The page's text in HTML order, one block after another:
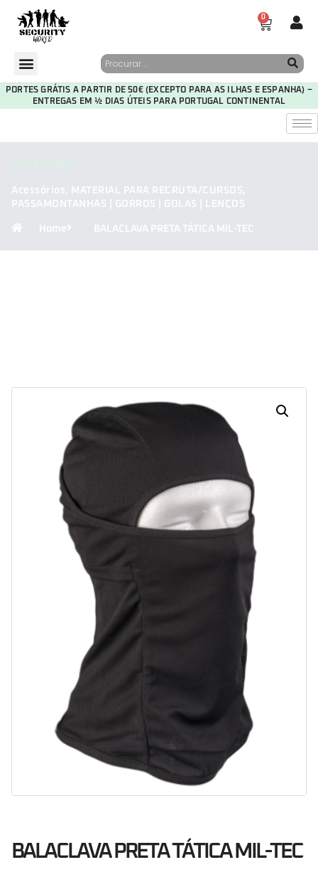
0
PORTES GRÁTIS A PARTIR DE 50€ (EXCEPTO PARA AS ILHAS E ESPANHA) –
ENTREGAS EM ½ DIAS ÚTEIS PARA PORTUGAL CONTINENTAL
Acessórios, MATERIAL PARA RECRUTA/CURSOS,
PASSAMONTANHAS | GORROS | GOLAS | LENÇOS
Home BALACLAVA PRETA TÁTICA MIL-TEC
BALACLAVA PRETA TÁTICA MIL-TEC